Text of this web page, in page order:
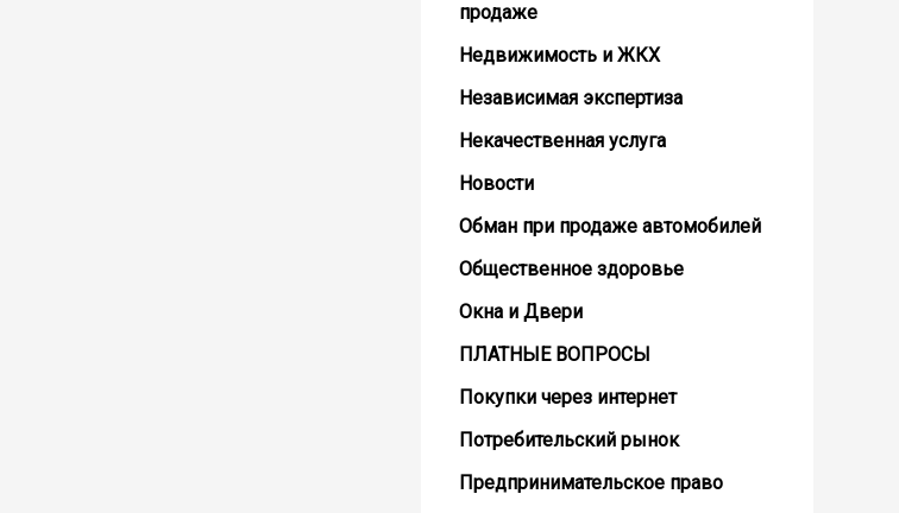
продаже
Недвижимость и ЖКХ
Независимая экспертиза
Некачественная услуга
Новости
Обман при продаже автомобилей
Общественное здоровье
Окна и Двери
ПЛАТНЫЕ ВОПРОСЫ
Покупки через интернет
Потребительский рынок
Предпринимательское право